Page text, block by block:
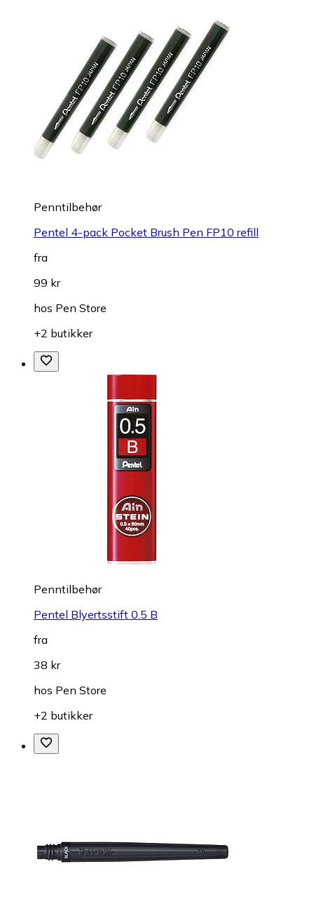
Penntilbehør
Pentel 4-pack Pocket Brush Pen FP10 refill
fra
99 kr
hos Pen Store
+2 butikker
Penntilbehør
Pentel Blyertsstift 0.5 B
fra
38 kr
hos Pen Store
+2 butikker